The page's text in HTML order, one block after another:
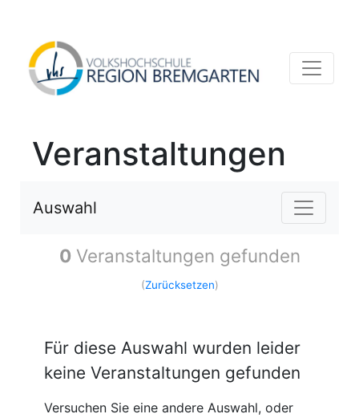
Veranstaltungen
Auswahl
0 Veranstaltungen gefunden
(Zurücksetzen)
Für diese Auswahl wurden leider
keine Veranstaltungen gefunden
Versuchen Sie eine andere Auswahl, oder